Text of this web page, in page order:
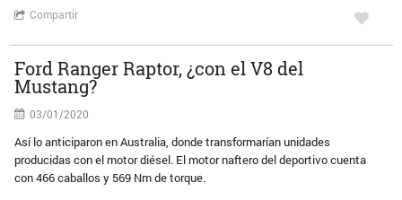
Compartir
Ford Ranger Raptor, ¿con el V8 del
Mustang?
03/01/2020
Así lo anticiparon en Australia, donde transformarían unidades
producidas con el motor diésel. El motor naftero del deportivo cuenta
con 466 caballos y 569 Nm de torque.